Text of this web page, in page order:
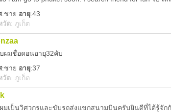
:ชาย อายุ:43
วัด: ภูเก็ต
ผมชื่อดอนอายุ32คับ
:ชาย อายุ:37
วัด: ภูเก็ต
มเป็นวิศวกรและขับรถส่งแขกสนามบินครับยินดีที่ได้รู้จัก